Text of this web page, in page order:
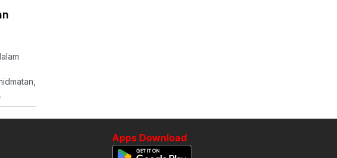
Apps Download